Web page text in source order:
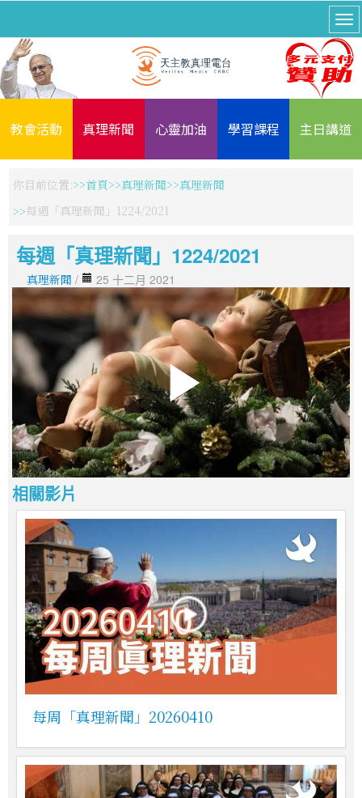
教會活動 真理新聞 心靈加油 學習課程 主日講道
你目前位置: 首頁 真理新聞
真理新聞
每週「真理新聞」1224/2021
每週「真理新聞」1224/2021
真理新聞 / 25 十二月 2021
相關影片
每周「真理新聞」20260410